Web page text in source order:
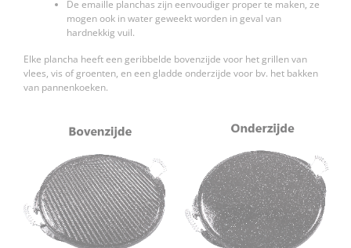
De emaille planchas zijn eenvoudiger proper te maken, ze
mogen ook in water geweekt worden in geval van
hardnekkig vuil.
Elke plancha heeft een geribbelde bovenzijde voor het grillen van
vlees, vis of groenten, en een gladde onderzijde voor bv. het bakken
van pannenkoeken.